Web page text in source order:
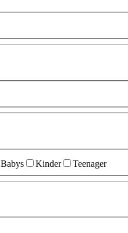
Babys Kinder Teenager